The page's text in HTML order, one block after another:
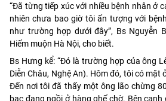
“Đã từng tiếp xúc với nhiều bệnh nhân ở
nhiên chưa bao giờ tôi ấn tượng với
như trường hợp dưới đây”, Bs Nguyễn
Hiếm muộn Hà Nội, cho biết.
Bs Hưng kể: “Đó là trường hợp của ông
Diễn Châu, Nghệ An). Hôm đó, tôi có mặt
Đến nơi tôi đã thấy một ông lão chừng
bạc đang ngồi ở hàng ghế chờ. Bên